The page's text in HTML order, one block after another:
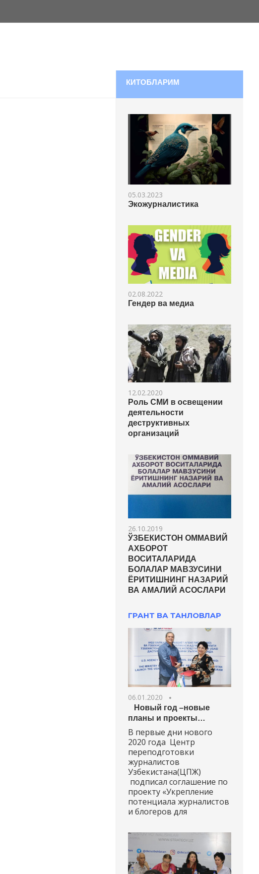
КИТОБЛАРИМ
05.03.2023
Экожурналистика
02.08.2022
Гендер ва медиа
12.02.2020
Роль СМИ в освещении
деятельности
деструктивных
организаций
26.10.2019
ЎЗБЕКИСТОН ОММАВИЙ
АХБОРОТ
ВОСИТАЛАРИДА
БОЛАЛАР МАВЗУСИНИ
ЁРИТИШНИНГ НАЗАРИЙ
ВА АМАЛИЙ АСОСЛАРИ
ГРАНТ ВА ТАНЛОВЛАР
06.01.2020
Новый год –новые
планы и проекты…
В первые дни нового
2020 года Центр
переподготовки
журналистов
Узбекистана(ЦПЖ)
подписал соглашение по
проекту «Укрепление
потенциала журналистов
и блогеров для